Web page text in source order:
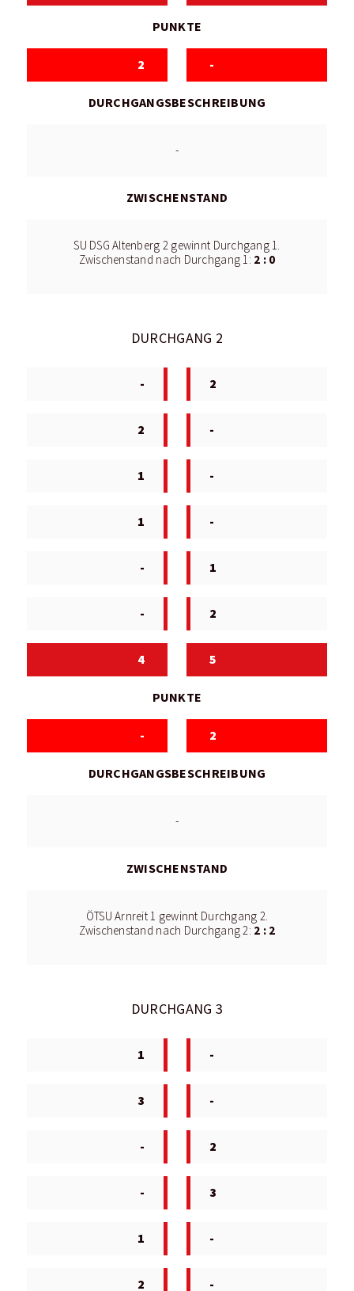
PUNKTE
2 -
DURCHGANGSBESCHREIBUNG
-
ZWISCHENSTAND
SU DSG Altenberg 2 gewinnt Durchgang 1.
Zwischenstand nach Durchgang 1: 2 : 0
DURCHGANG 2
- 2
2 -
1 -
1 -
- 1
- 2
4 5
PUNKTE
- 2
DURCHGANGSBESCHREIBUNG
-
ZWISCHENSTAND
ÖTSU Arnreit 1 gewinnt Durchgang 2.
Zwischenstand nach Durchgang 2: 2 : 2
DURCHGANG 3
1 -
3 -
- 2
- 3
1 -
2 -